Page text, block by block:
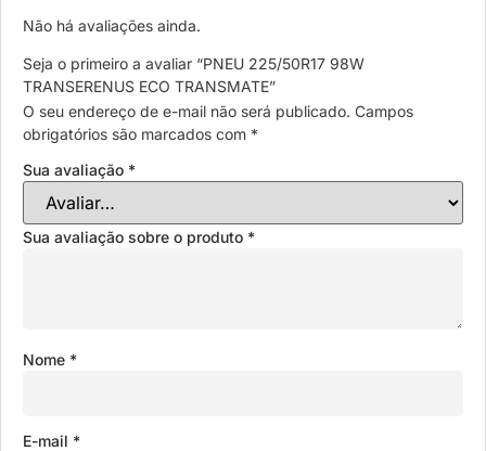
Não há avaliações ainda.
Seja o primeiro a avaliar “PNEU 225/50R17 98W
TRANSERENUS ECO TRANSMATE”
O seu endereço de e-mail não será publicado. Campos
obrigatórios são marcados com *
Sua avaliação *
Sua avaliação sobre o produto *
Nome *
E-mail *